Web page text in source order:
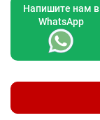
Напишите нам в
WhatsApp